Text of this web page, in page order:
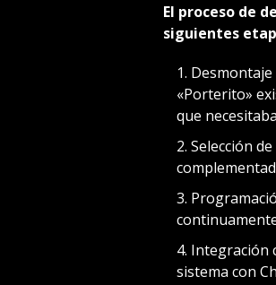
El proceso de
siguientes
«Porterito»
que
Selección
Integración
sistema con